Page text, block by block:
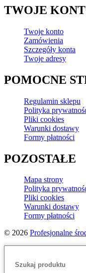
TWOJE
Twoje konto
Zamówienia
Szczegóły konta
Twoje adresy
POMOCNE
Regulamin sklepu
Polityka
Pliki cookies
Warunki dostawy
Formy płatności
POZOSTAŁE
Mapa strony
Polityka
Pliki cookies
Warunki dostawy
Formy płatności
© 2026 Profesjonalne